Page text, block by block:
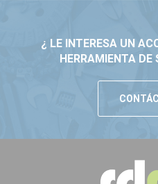
¿ LE INTERESA UN
HERRAMIENTA DE